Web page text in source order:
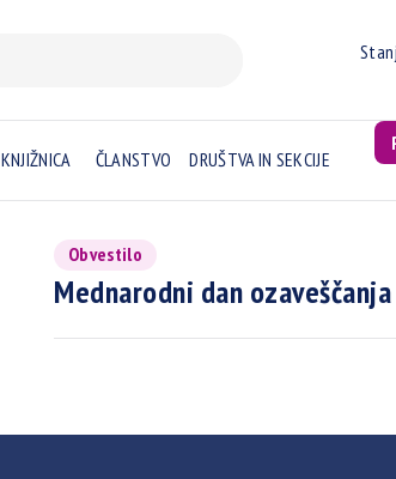
KNJIŽNICA ČLANSTVO DRUŠTVA IN SEKCIJE
Obvestilo
Mednarodni dan